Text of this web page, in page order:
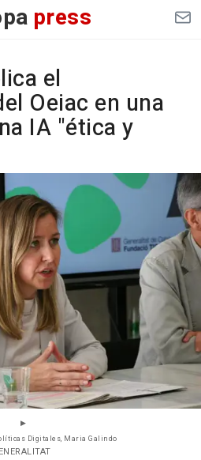
press
el
Oeiac en una
IA "ética y
Digitales, Maria Galindo